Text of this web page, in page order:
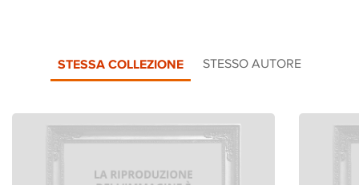
STESSA COLLEZIONE STESSO AUTORE